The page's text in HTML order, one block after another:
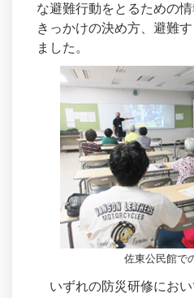
な避難行動をとるための
きっかけの決め方、避難
ました。
佐東公民館で
いずれの防災研修にお